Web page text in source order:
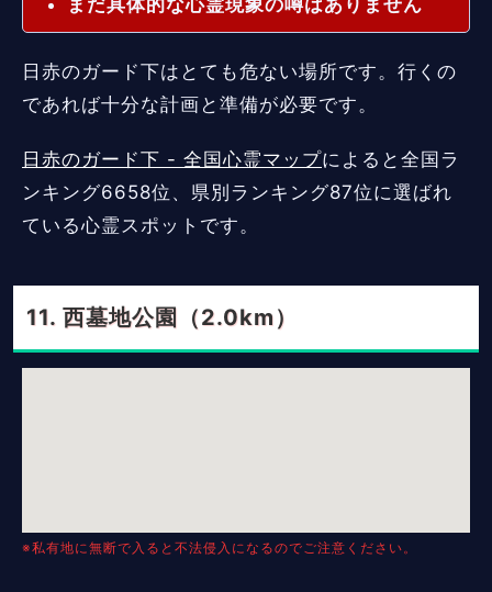
日赤のガード下はとても危ない場所です。行くの
であれば十分な計画と準備が必要です。
日赤のガード下 - 全国心霊マップによると全国ラ
ンキング6658位、県別ランキング87位に選ばれ
ている心霊スポットです。
西墓地公園（2.0km）
※私有地に無断で入ると不法侵入になるのでご注意ください。